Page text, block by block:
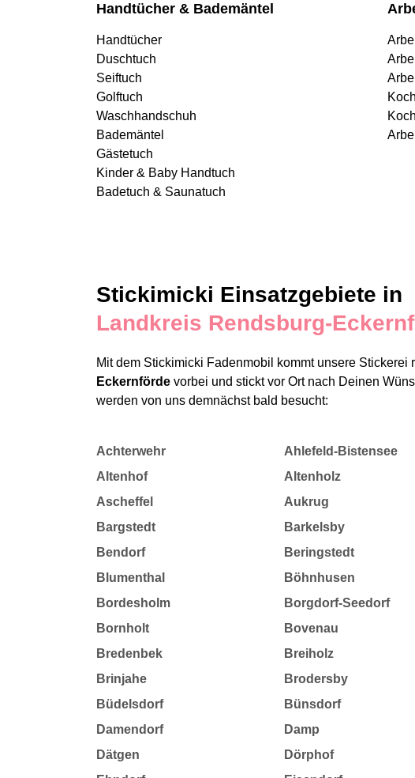
Handtücher & Bademäntel
Handtücher
Duschtuch
Seiftuch
Golftuch
Waschhandschuh
Bademäntel
Gästetuch
Kinder & Baby Handtuch
Badetuch & Saunatuch
Stickimicki Einsatzgebiete in
Landkreis Rendsburg-
Mit dem Stickimicki Fadenmobil kommt unsere Stickerei
Eckernförde vorbei und stickt vor Ort nach Deinen
werden von uns demnächst bald besucht:
Achterwehr Ahlefeld-Bistensee
Altenhof
Altenholz
Ascheffel
Aukrug
Bargstedt
Barkelsby
Bendorf
Beringstedt
Blumenthal
Böhnhusen
Bordesholm
Borgdorf-Seedorf
Bornholt
Bovenau
Bredenbek
Breiholz
Brinjahe
Brodersby
Büdelsdorf
Bünsdorf
Damendorf
Damp
Dätgen
Dörphof